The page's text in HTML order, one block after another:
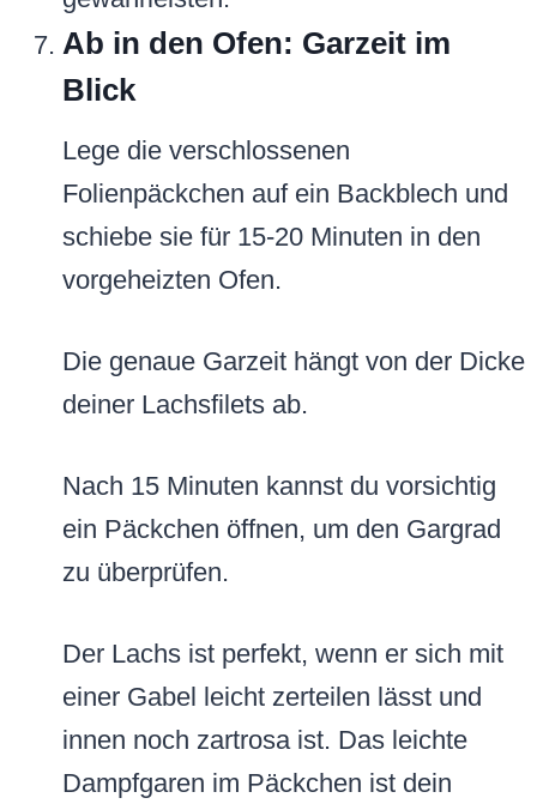
Ab in den Ofen: Garzeit im
Blick
Lege die verschlossenen
Folienpäckchen auf ein Backblech und
schiebe sie für 15-20 Minuten in den
vorgeheizten Ofen.
Die genaue Garzeit hängt von der Dicke
deiner Lachsfilets ab.
Nach 15 Minuten kannst du vorsichtig
ein Päckchen öffnen, um den Gargrad
zu überprüfen.
Der Lachs ist perfekt, wenn er sich mit
einer Gabel leicht zerteilen lässt und
innen noch zartrosa ist. Das leichte
Dampfgaren im Päckchen ist dein